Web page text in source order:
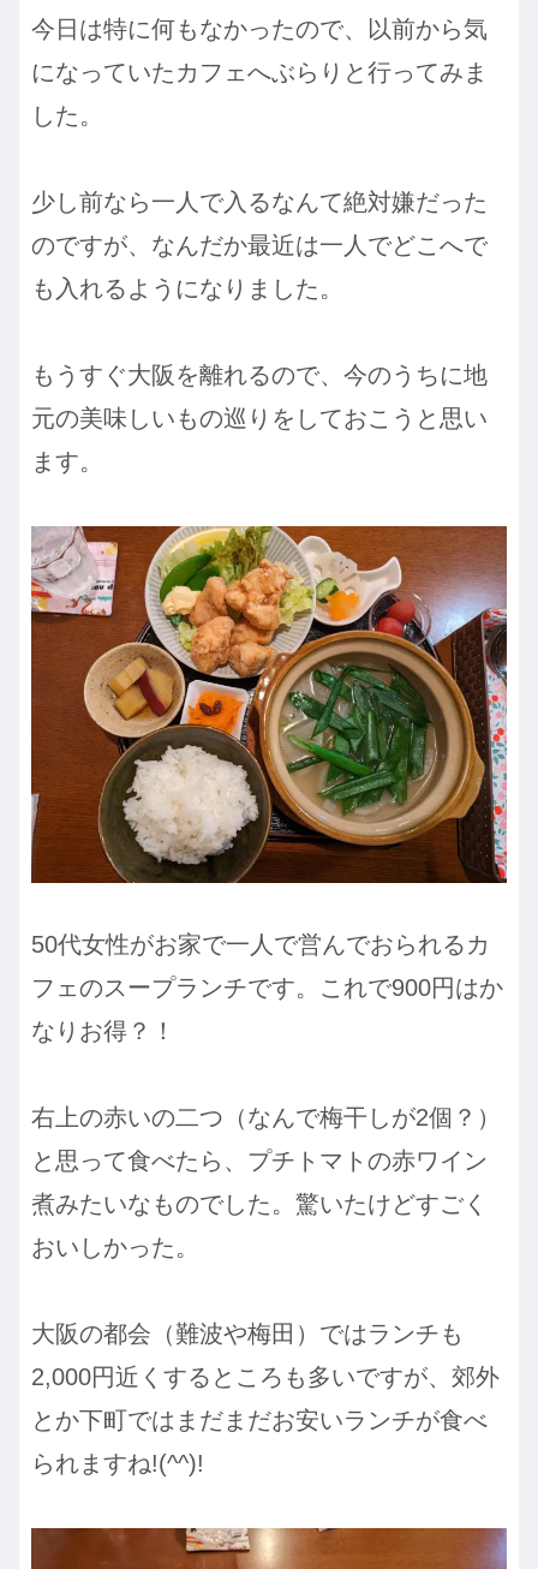
今日は特に何もなかったので、以前から気
になっていたカフェへぶらりと行ってみま
した。
少し前なら一人で入るなんて絶対嫌だった
のですが、なんだか最近は一人でどこへで
も入れるようになりました。
もうすぐ大阪を離れるので、今のうちに地
元の美味しいもの巡りをしておこうと思い
ます。
50代女性がお家で一人で営んでおられるカ
フェのスープランチです。これで900円はか
なりお得？！
右上の赤いの二つ（なんで梅干しが2個？）
と思って食べたら、プチトマトの赤ワイン
煮みたいなものでした。驚いたけどすごく
おいしかった。
大阪の都会（難波や梅田）ではランチも
2,000円近くするところも多いですが、郊外
とか下町ではまだまだお安いランチが食べ
られますね!(^^)!